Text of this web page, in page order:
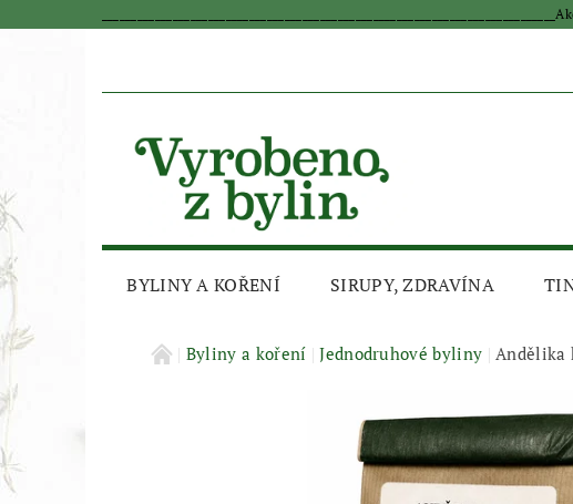
BYLINY A KOŘENÍ SIRUPY, ZDRAVÍNA
AKČNÍ SLEVAByliny a koření Jednodruhové byliny Andělika